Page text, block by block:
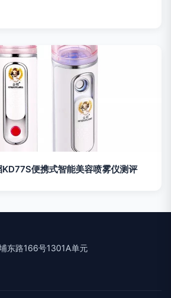
便携式智能美容喷雾仪测评
东路166号1301A单元